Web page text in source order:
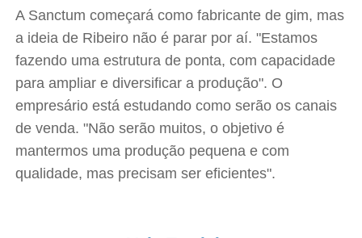
A Sanctum começará como fabricante de gim, mas
a ideia de Ribeiro não é parar por aí. "Estamos
fazendo uma estrutura de ponta, com capacidade
para ampliar e diversificar a produção". O
empresário está estudando como serão os canais
de venda. "Não serão muitos, o objetivo é
mantermos uma produção pequena e com
qualidade, mas precisam ser eficientes".